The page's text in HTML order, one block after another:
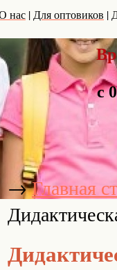
нас | Для оптовиков |
с
→Главная